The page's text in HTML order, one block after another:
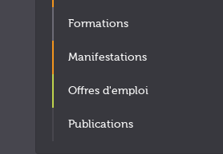
Formations
Manifestations
Offres d'emploi
Publications